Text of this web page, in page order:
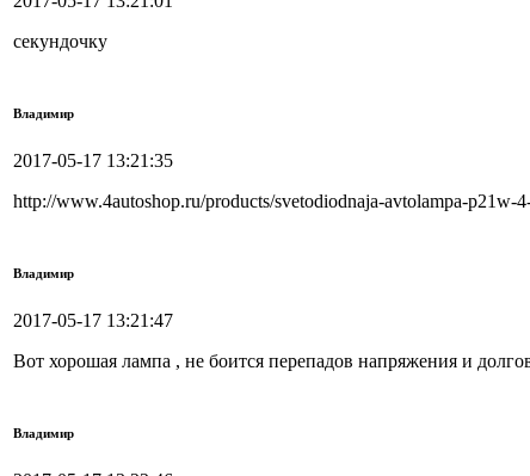
секундочку
Владимир
2017-05-17 13:21:35
http://www.4autoshop.ru/products/svetodiodnaja-avtolampa-p21w-
Владимир
2017-05-17 13:21:47
Вот хорошая лампа , не боится перепадов напряжения и
Владимир